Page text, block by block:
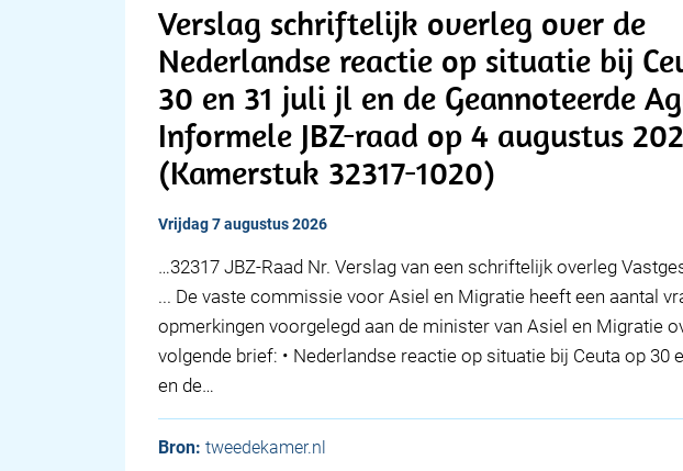
Verslag schriftelijk overleg over de
Nederlandse reactie op situatie bij
30 en 31 juli jl en de Geannoteerde
Informele JBZ-raad op 4 augustus
(Kamerstuk 32317-1020)
vrijdag 7 augustus 2026
… 32317 JBZ-Raad Nr. Verslag van een schriftelijk overleg
... De vaste commissie voor Asiel en Migratie heeft een aantal
opmerkingen voorgelegd aan de minister van Asiel en Migratie
volgende brief: • Nederlandse reactie op situatie bij Ceuta op 30
en de…
Bron: tweedekamer.nl